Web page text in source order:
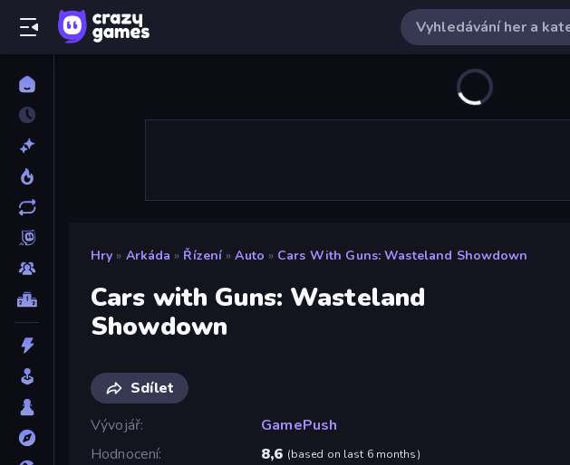
Hry » Arkáda » Řízení » Auto » Cars With Guns: Wasteland Showdown
Cars with Guns: Wasteland
Showdown
Sdílet
Vývojář
GamePush
Hodnocení
8,6 (based on last 6 months)